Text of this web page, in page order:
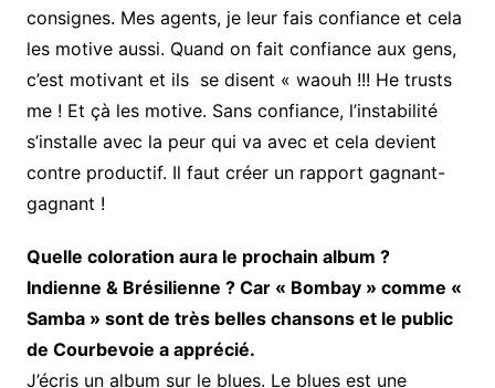
consignes. Mes agents, je leur fais confiance et cela
les motive aussi. Quand on fait confiance aux gens,
c’est motivant et ils se disent « waouh !!! He trusts
me ! Et çà les motive. Sans confiance, l’instabilité
s’installe avec la peur qui va avec et cela devient
contre productif. Il faut créer un rapport gagnant-
gagnant !
Quelle coloration aura le prochain album ?
Indienne & Brésilienne ? Car « Bombay » comme «
Samba » sont de très belles chansons et le public
de Courbevoie a apprécié.
J’écris un album sur le blues. Le blues est une